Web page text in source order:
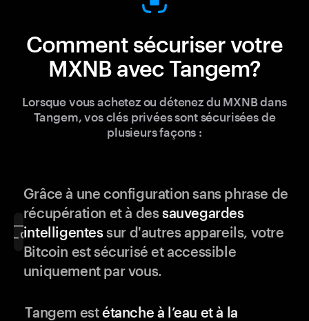
Comment sécuriser votre
MXNB avec Tangem?
Lorsque vous achetez ou détenez du MXNB dans
Tangem, vos clés privées sont sécurisées de
plusieurs façons :
Grâce à une configuration sans phrase de
récupération et à dessauvegardes
intelligentessur d'autres appareils, votre
Bitcoin est sécurisé et accessible
uniquement par vous.
Tangem estétanche à l’eau et à la